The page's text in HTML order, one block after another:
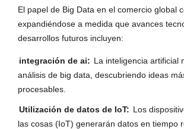
El papel de Big Data en el comercio global
expandiéndose a medida que avances
desarrollos futuros incluyen:
integración de ai: La inteligencia artificial
análisis de big data, descubriendo ideas
procesables.
Utilización de datos de IoT: Los
las cosas (IoT) generarán datos en tiempo